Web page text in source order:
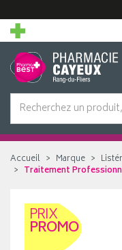
Accueil Marque
Traitement
PRIX
PROMO